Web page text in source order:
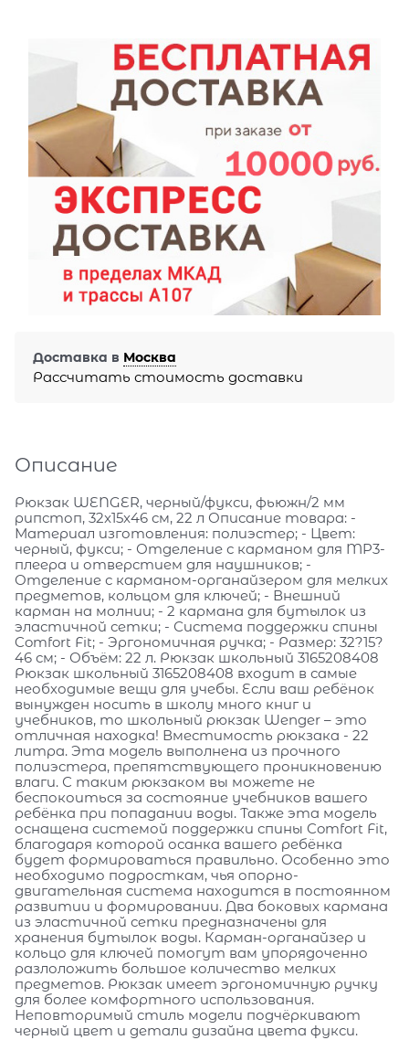
Доставка в Москва
Рассчитать стоимость доставки
Описание
Рюкзак WENGER, черный/фукси, фьюжн/2 мм
рипстоп, 32x15x46 см, 22 л Описание товара: -
Материал изготовления: полиэстер; - Цвет:
черный, фукси; - Отделение с карманом для MP3-
плеера и отверстием для наушников; -
Отделение с карманом-органайзером для мелких
предметов, кольцом для ключей; - Внешний
карман на молнии; - 2 кармана для бутылок из
эластичной сетки; - Система поддержки спины
Comfort Fit; - Эргономичная ручка; - Размер: 32?15?
46 см; - Объём: 22 л. Рюкзак школьный 3165208408
Рюкзак школьный 3165208408 входит в самые
необходимые вещи для учебы. Если ваш ребёнок
вынужден носить в школу много книг и
учебников, то школьный рюкзак Wenger – это
отличная находка! Вместимость рюкзака - 22
литра. Эта модель выполнена из прочного
полиэстера, препятствующего проникновению
влаги. С таким рюкзаком вы можете не
беспокоиться за состояние учебников вашего
ребёнка при попадании воды. Также эта модель
оснащена системой поддержки спины Comfort Fit,
благодаря которой осанка вашего ребёнка
будет формироваться правильно. Особенно это
необходимо подросткам, чья опорно-
двигательная система находится в постоянном
развитии и формировании. Два боковых кармана
из эластичной сетки предназначены для
хранения бутылок воды. Карман-органайзер и
кольцо для ключей помогут вам упорядоченно
разлоложить большое количество мелких
предметов. Рюкзак имеет эргономичную ручку
для более комфортного использования.
Неповторимый стиль модели подчёркивают
черный цвет и детали дизайна цвета фукси.